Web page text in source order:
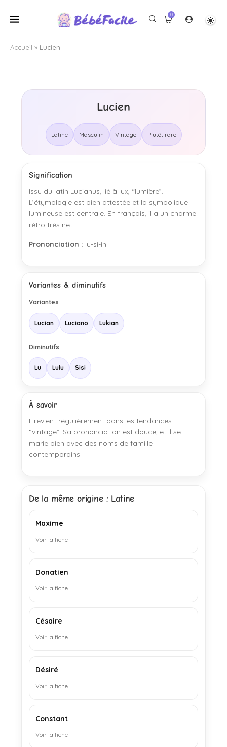
0
Accueil » Lucien
Lucien
Latine Masculin Vintage Plutôt rare
Signification
Issu du latin Lucianus, lié à lux, “lumière”.
L’étymologie est bien attestée et la symbolique
lumineuse est centrale. En français, il a un charme
rétro très net.
Prononciation : lu-si-in
Variantes & diminutifs
Variantes
Lucian Luciano Lukian
Diminutifs
Lu Lulu Sisi
À savoir
Il revient régulièrement dans les tendances
“vintage”. Sa prononciation est douce, et il se
marie bien avec des noms de famille
contemporains.
De la même origine : Latine
Maxime
Voir la fiche
Donatien
Voir la fiche
Césaire
Voir la fiche
Désiré
Voir la fiche
Constant
Voir la fiche